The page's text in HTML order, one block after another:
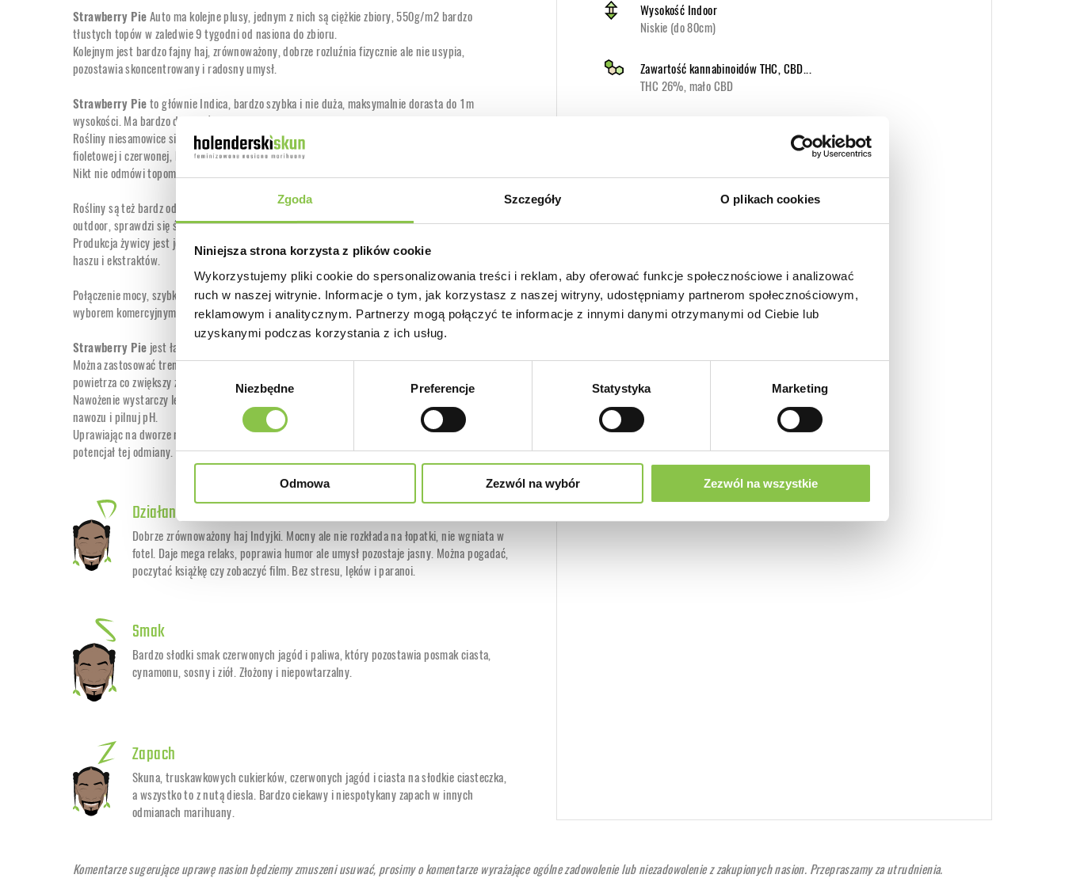
Zgoda Szczegóły O plikach cookies
Niniejsza strona korzysta z plików cookie
Wykorzystujemy pliki cookie do spersonalizowania treści i reklam, aby oferować funkcje społecznościowe i analizować
ruch w naszej witrynie. Informacje o tym, jak korzystasz z naszej witryny, udostępniamy partnerom społecznościowym,
reklamowym i analitycznym. Partnerzy mogą połączyć te informacje z innymi danymi otrzymanymi od Ciebie lub
uzyskanymi podczas korzystania z ich usług.
Wybór
zgody
Niezbędne Preferencje Statystyka Marketing
Odmowa Zezwól na wybór Zezwól na wszystkie
Strawberry PieAuto ma kolejne plusy, jednym z nich są ciężkie zbiory, 550g/m2 bardzo
tłustych topów w zaledwie 9 tygodni od nasiona do zbioru.
Kolejnym jest bardzo fajny haj, zrównoważony, dobrze rozluźnia fizycznie ale nie usypia,
pozostawia skoncentrowany i radosny umysł.
Strawberry Pieto głównie Indica, bardzo szybka i nie duża, maksymalnie dorasta do 1m
wysokości. Ma bardzo duży główny szczyt i niewiele bocznych gałęzi.
Rośliny niesamowice się prezentują, są bardzo kolorowe. Tłuste topy nabierają barwy różowej,
fioletowej i czerwonej, która pięknie kontrastuje z pomarańczowymi włoskami.
Nikt nie odmówi topom o takim wyglądzie.
Rośliny są też bardz odporne na wilgoć i ciężkie warunki klimatyczne, dlatego czy indoor czy
outdoor, sprawdzi się świetnie.
Produkcja żywicy jest jeszcze jedną świetną cechą
Strawberry Pie , idealny wybór do produkcji
haszu i ekstraktów.
Połączenie mocy, szybkości, wielkości zbiorów i prezentacji topów czynią tą odmianę genialnym
wyborem komercyjnym.
Strawberry Pie jest łatwa w uprawie, poradzą sobie z nią nawet kompletnie początkujący.
Można zastosować trening LST i usunąć trochę gałęzi aby zwiększyć penetrację światła i
powietrza co zwiększy zbiory.
Nawożenie wystarczy lekkie, na pewno nie przekraczaj dawek zalecanych przez producenta
nawozu i pilnuj pH.
Uprawiając na dworze nie stosuj doniczek mniejszych niż 10L jeżeli chcesz zobaczyć pełny
potencjał tej odmiany.
Działanie
Dobrze zrównoważony haj Indyjki. Mocny ale nie rozkłada na łopatki, nie wgniata w
fotel. Daje mega relaks, poprawia humor ale umysł pozostaje jasny. Można pogadać,
poczytać książkę czy zobaczyć film. Bez stresu, lęków i paranoi.
Smak
Bardzo słodki smak czerwonych jagód i paliwa, który pozostawia posmak ciasta,
cynamonu, sosny i ziół. Złożony i niepowtarzalny.
Zapach
Skuna, truskawkowych cukierków, czerwonych jagód i ciasta na słodkie ciasteczka,
a wszystko to z nutą diesla. Bardzo ciekawy i niespotykany zapach w innych
odmianach marihuany.
Wysokość Indoor
Niskie (do 80cm)
Zawartość kannabinoidów THC, CBD...
THC 26%, mało CBD
Komentarze sugerujące uprawę nasion będziemy zmuszeni usuwać, prosimy o komentarze wyrażające ogólne zadowolenie lub niezadowolenie z zakupionych nasion. Przepraszamy za utrudnienia.